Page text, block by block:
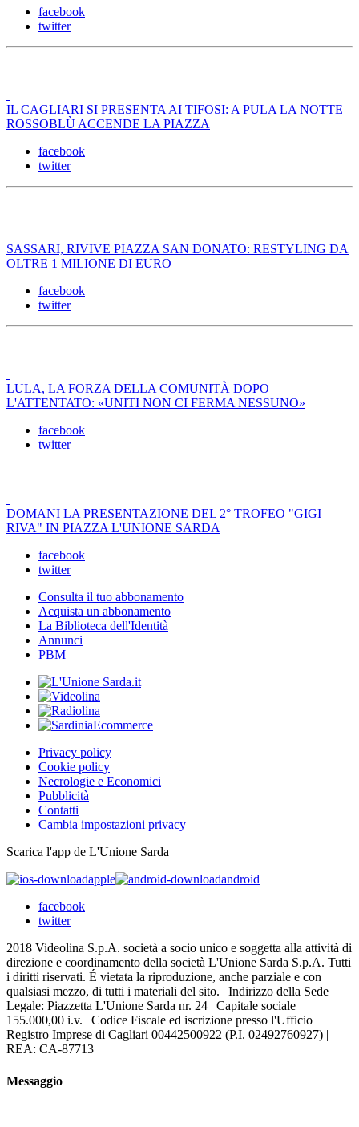
facebook
twitter
IL CAGLIARI SI PRESENTA AI TIFOSI: A PULA LA NOTTE
ROSSOBLÙ ACCENDE LA PIAZZA
facebook
twitter
SASSARI, RIVIVE PIAZZA SAN DONATO: RESTYLING DA
OLTRE 1 MILIONE DI EURO
facebook
twitter
LULA, LA FORZA DELLA COMUNITÀ DOPO
L'ATTENTATO: «UNITI NON CI FERMA NESSUNO»
facebook
twitter
DOMANI LA PRESENTAZIONE DEL 2° TROFEO "GIGI
RIVA" IN PIAZZA L'UNIONE SARDA
facebook
twitter
Consulta il tuo abbonamento
Acquista un abbonamento
La Biblioteca dell'Identità
Annunci
PBM
Privacy policy
Cookie policy
Necrologie e Economici
Pubblicità
Contatti
Cambia impostazioni privacy
Scarica l'app de L'Unione Sarda
apple
android
facebook
twitter
2018 Videolina S.p.A. società a socio unico e soggetta alla attività di
direzione e coordinamento della società L'Unione Sarda S.p.A. Tutti
i diritti riservati. É vietata la riproduzione, anche parziale e con
qualsiasi mezzo, di tutti i materiali del sito. | Indirizzo della Sede
Legale: Piazzetta L'Unione Sarda nr. 24 | Capitale sociale
155.000,00 i.v. | Codice Fiscale ed iscrizione presso l'Ufficio
Registro Imprese di Cagliari 00442500922 (P.I. 02492760927) |
REA: CA-87713
Messaggio